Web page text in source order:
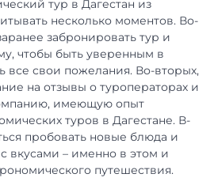
тур в Дагестан из
несколько моментов. Во-
забронировать тур и
чтобы быть уверенным в
все свои пожелания. Во-вторых,
на отзывы о туроператорах и
имеющую опыт
туров в Дагестане. В-
пробовать новые блюда и
вкусами – именно в этом и
путешествия.